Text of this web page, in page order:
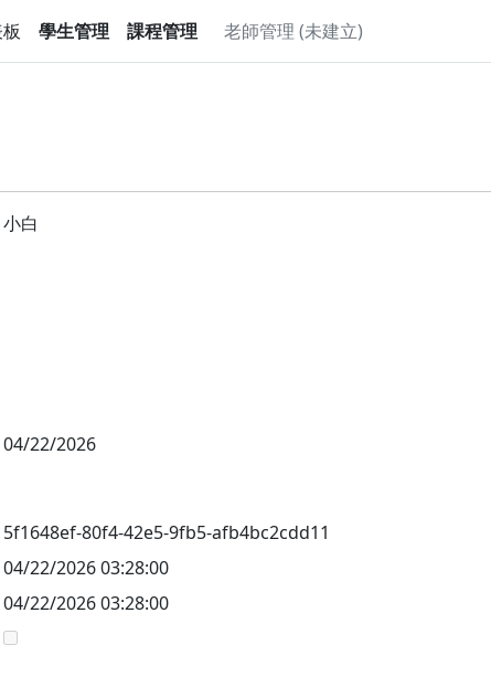
學生管理 課程管理 老師管理 (未建立)
小白
04/22/2026
5f1648ef-80f4-42e5-9fb5-afb4bc2cdd11
04/22/2026 03:28:00
04/22/2026 03:28:00